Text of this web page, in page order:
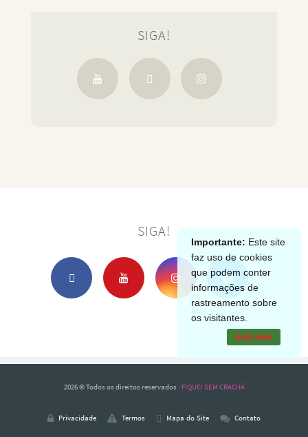
SIGA!
SIGA!
2026 © Todos os direitos reservados · FIQUEI SEM CRACHÁ
Privacidade Termos Mapa do Site Contato
Importante: Este site
faz uso de cookies
que podem conter
informações de
rastreamento sobre
os visitantes.
Está bem